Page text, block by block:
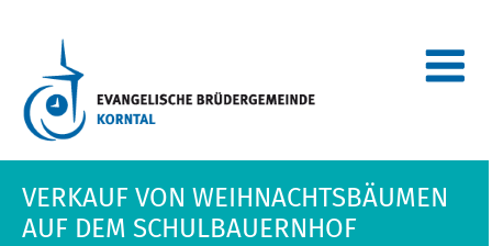
VERKAUF VON WEIHNACHTSBÄUMEN
AUF DEM SCHULBAUERNHOF